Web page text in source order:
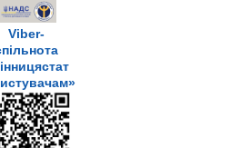
Viber-